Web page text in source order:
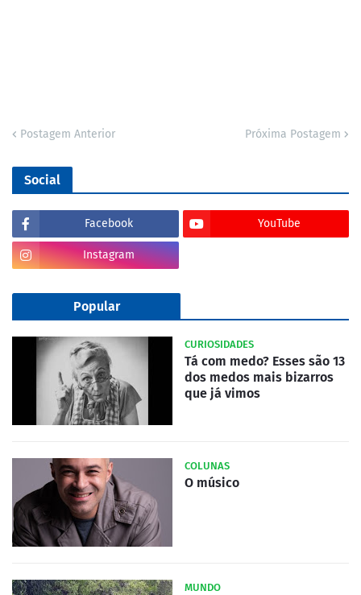
Postagem Anterior Próxima Postagem
Social
Facebook YouTube
Instagram
Popular
CURIOSIDADES
Tá com medo? Esses são 13
dos medos mais bizarros
que já vimos
COLUNAS
O músico
MUNDO